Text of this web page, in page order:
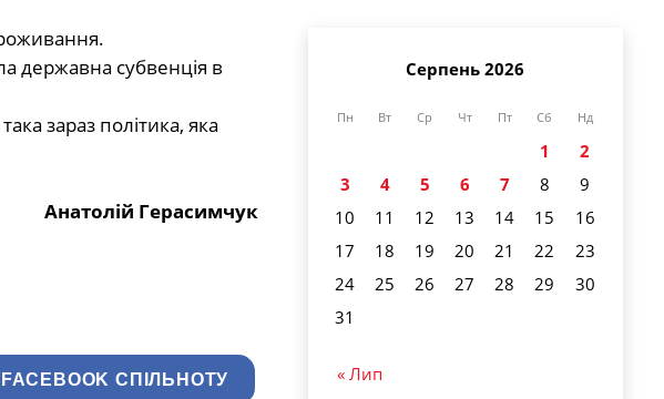
державна субвенція в
зараз політика, яка
Анатолій Герасимчук
СПІЛЬНОТУ
Серпень 2026
Пн Вт Ср Чт Пт Сб Нд
1
2
3
4 5 6 7 8
9
10
11 12 13 14 15
16
17
18 19 20 21 22
23
24
25 26 27 28 29
30
31
« Лип